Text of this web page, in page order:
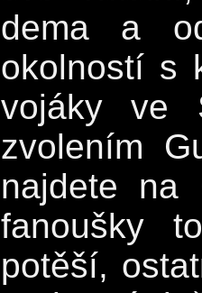
dema a
okolností s
vojáky ve
zvolením
najdete
fanoušky
potěší,